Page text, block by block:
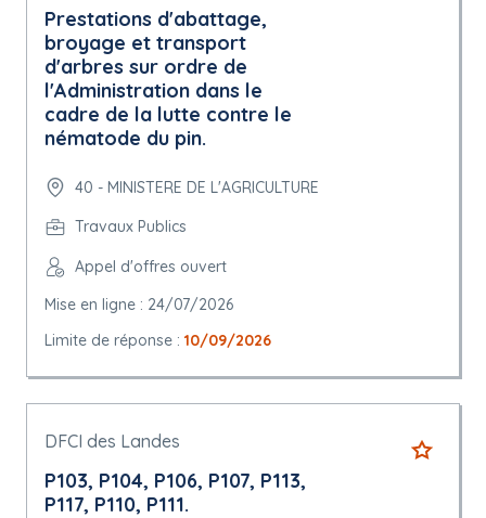
Prestations d'abattage,
broyage et transport
d'arbres sur ordre de
l'Administration dans le
cadre de la lutte contre le
nématode du pin.
40 - MINISTERE DE L'AGRICULTURE
Travaux Publics
Appel d'offres ouvert
Mise en ligne : 24/07/2026
Limite de réponse : 10/09/2026
DFCI des Landes
P103, P104, P106, P107, P113,
P117, P110, P111.